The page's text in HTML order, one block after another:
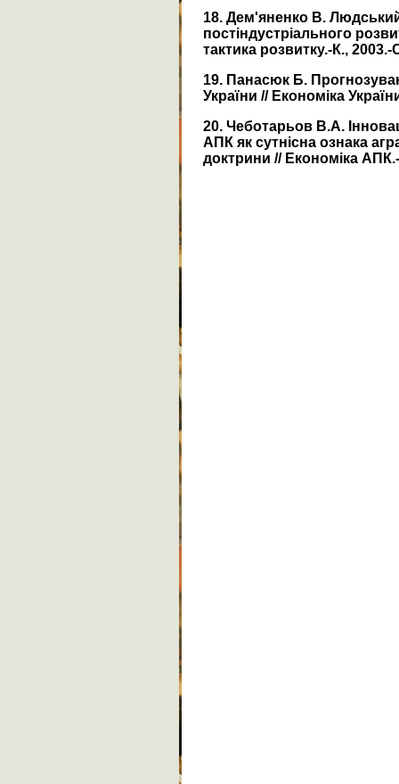
18. Дем'яненко В. Людський
постіндустріального
тактика розвитку.-К., 2003.-
19. Панасюк Б.
України // Економіка
20. Чеботарьов В.А.
АПК як сутнісна ознака
доктрини // Економіка